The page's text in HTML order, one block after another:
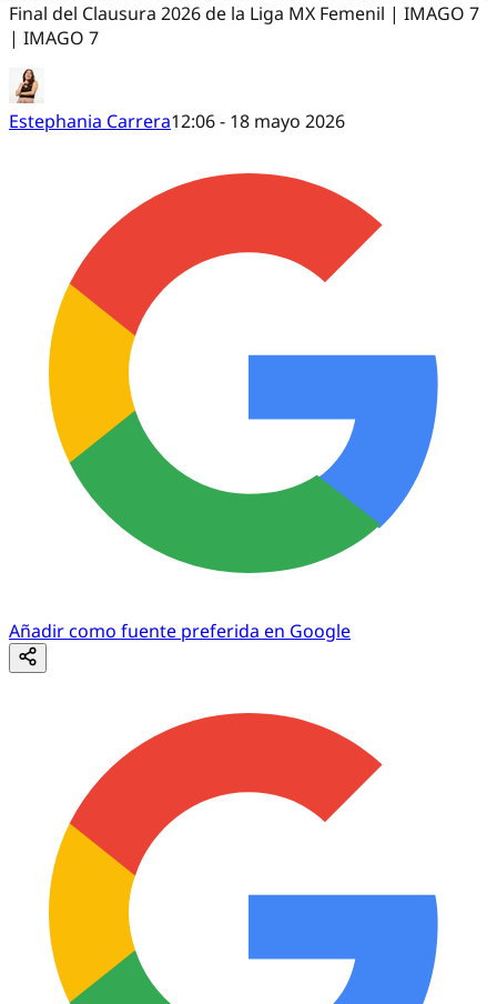
Final del Clausura 2026 de la Liga MX Femenil | IMAGO 7
| IMAGO 7
Estephania Carrera12:06 - 18 mayo 2026
Añadir como fuente preferida en Google